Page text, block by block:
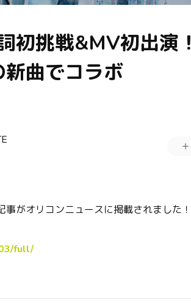
初挑戦&MV初出演！
曲でコラボ
がオリコンニュースに掲載されました！
full/